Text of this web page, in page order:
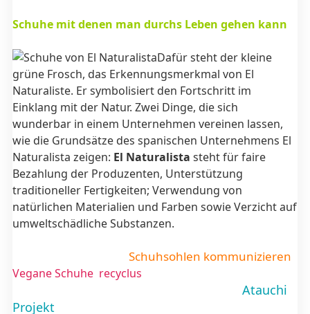
Schuhe mit denen man durchs Leben gehen kann
Dafür steht der kleine
grüne Frosch, das Erkennungsmerkmal von El
Naturaliste. Er symbolisiert den Fortschritt im
Einklang mit der Natur. Zwei Dinge, die sich
wunderbar in einem Unternehmen vereinen lassen,
wie die Grundsätze des spanischen Unternehmens El
Naturalista zeigen: El Naturalista steht für faire
Bezahlung der Produzenten, Unterstützung
traditioneller Fertigkeiten; Verwendung von
natürlichen Materialien und Farben sowie Verzicht auf
umweltschädliche Substanzen.
Schuhsohlen kommunizieren
Vegane Schuhe recyclus
Atauchi
Projekt